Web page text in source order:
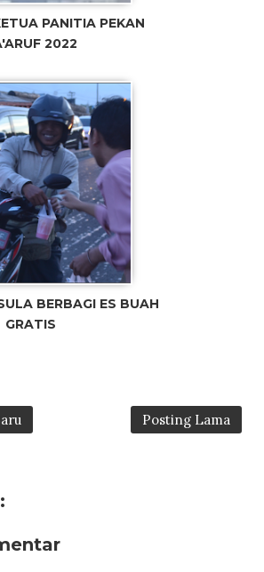
PANITIA PEKAN
2022
BERBAGI ES BUAH
GRATIS
Posting Lama